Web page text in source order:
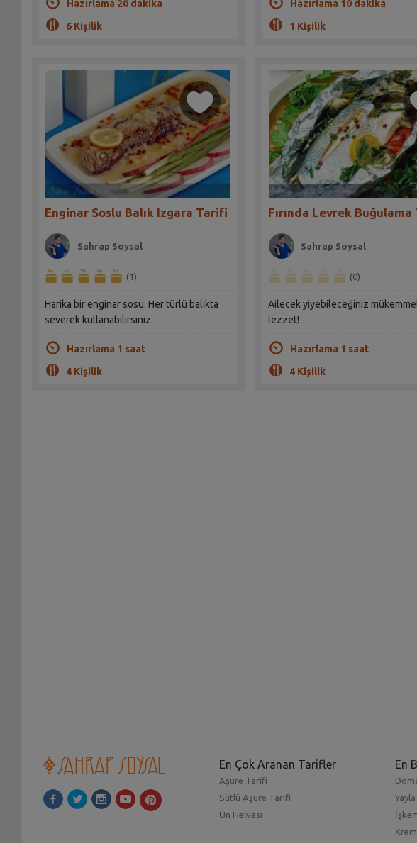
Hazırlama 20 dakika
6 Kişilik
Enginar Soslu Balık Izgara Tarifi
Sahrap Soysal
(1)
Harika bir enginar sosu. Her türlü balıkta
severek kullanabilirsiniz.
Hazırlama 1 saat
4 Kişilik
Hazırlama 10 dakika
1 Kişilik
Fırında Levrek
Sahrap Soysal
(0)
Ailecek yiyebileceğiniz
lezzet!
Hazırlama 1 saat
4 Kişilik
En Çok Aranan Tarifler
Aşure Tarifi
Sütlü Aşure Tarifi
Un Helvası
En